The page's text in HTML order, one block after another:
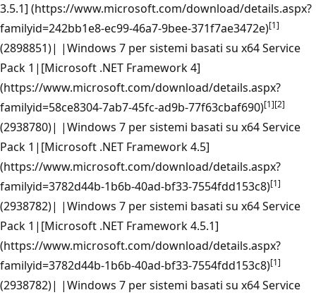
3.5.1] (https://www.microsoft.com/download/details.aspx?
familyid=242bb1e8-ec99-46a7-9bee-371f7ae3472e)[1]
(2898851)| |Windows 7 per sistemi basati su x64 Service
Pack 1|[Microsoft .NET Framework 4]
(https://www.microsoft.com/download/details.aspx?
familyid=58ce8304-7ab7-45fc-ad9b-77f63cbaf690)[1][2]
(2938780)| |Windows 7 per sistemi basati su x64 Service
Pack 1|[Microsoft .NET Framework 4.5]
(https://www.microsoft.com/download/details.aspx?
familyid=3782d44b-1b6b-40ad-bf33-7554fdd153c8)[1]
(2938782)| |Windows 7 per sistemi basati su x64 Service
Pack 1|[Microsoft .NET Framework 4.5.1]
(https://www.microsoft.com/download/details.aspx?
familyid=3782d44b-1b6b-40ad-bf33-7554fdd153c8)[1]
(2938782)| |Windows 7 per sistemi basati su x64 Service